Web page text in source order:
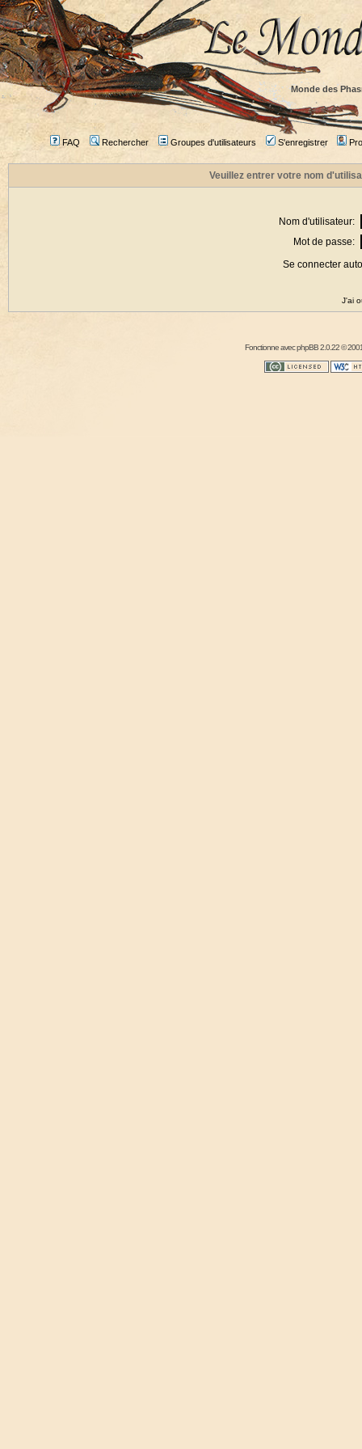
Monde des
FAQ Rechercher Groupes d'utilisateurs S'enregistrer
Veuillez entrer votre nom
Nom d'utilisateur:
Mot de passe:
Se connecter
J'ai
Fonctionne avecphpBB2.0.22 ©